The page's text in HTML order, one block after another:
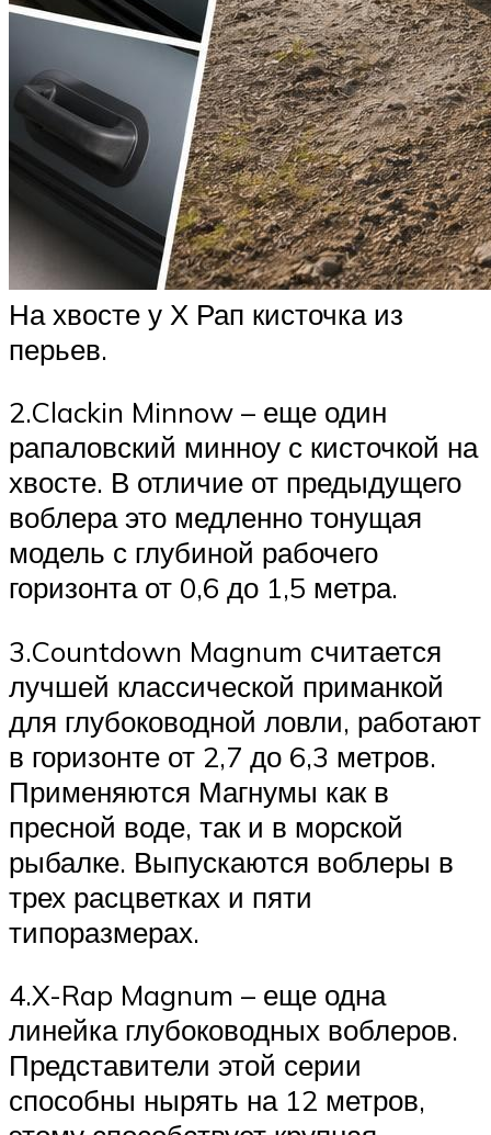
На хвосте у Х Рап кисточка из
перьев.
2.Clackin Minnow – еще один
рапаловский минноу с кисточкой на
хвосте. В отличие от предыдущего
воблера это медленно тонущая
модель с глубиной рабочего
горизонта от 0,6 до 1,5 метра.
3.Countdown Magnum считается
лучшей классической приманкой
для глубоководной ловли, работают
в горизонте от 2,7 до 6,3 метров.
Применяются Магнумы как в
пресной воде, так и в морской
рыбалке. Выпускаются воблеры в
трех расцветках и пяти
типоразмерах.
4.X-Rap Magnum – еще одна
линейка глубоководных воблеров.
Представители этой серии
способны нырять на 12 метров,